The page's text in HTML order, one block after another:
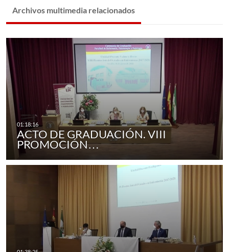
Archivos multimedia relacionados
ACTO DE GRADUACIÓN. VIII
PROMOCIÓN…